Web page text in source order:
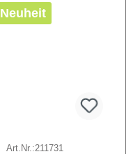
Neuheit
Art.Nr.:211731